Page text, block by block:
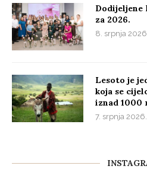
Dodijeljene
za 2026.
8. srpnja 2026.
Lesoto je
koja se
iznad 1000
7. srpnja 2026.